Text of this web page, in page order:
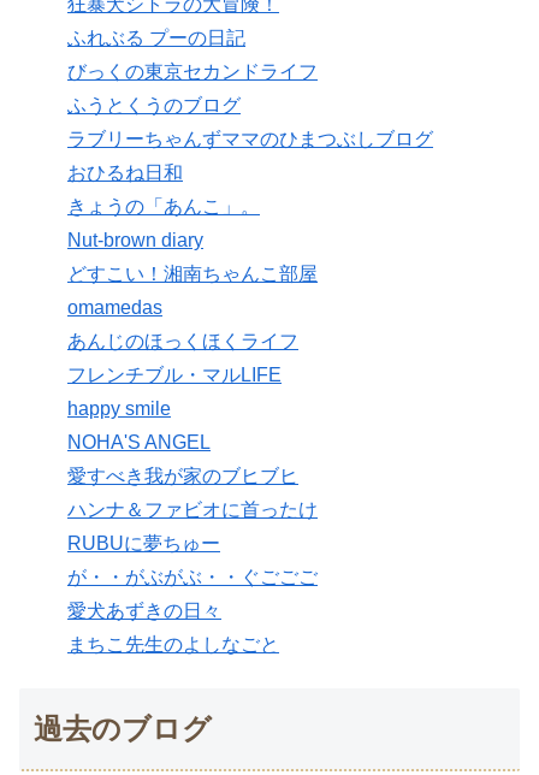
ふれぶる プーの日記
びっくの東京セカンドライフ
ふうとくうのブログ
ラブリーちゃんずママのひまつぶしブログ
おひるね日和
きょうの「あんこ」。
Nut-brown diary
どすこい！湘南ちゃんこ部屋
omamedas
あんじのほっくほくライフ
フレンチブル・マルLIFE
happy smile
NOHA'S ANGEL
愛すべき我が家のブヒブヒ
ハンナ＆ファビオに首ったけ
RUBUに夢ちゅー
が・・がぶがぶ・・ぐごごご
愛犬あずきの日々
まちこ先生のよしなごと
過去のブログ